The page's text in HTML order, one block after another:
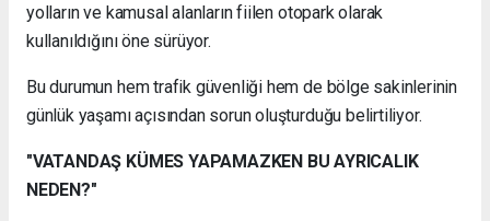
yolların ve kamusal alanların fiilen otopark olarak
kullanıldığını öne sürüyor.
Bu durumun hem trafik güvenliği hem de bölge sakinlerinin
günlük yaşamı açısından sorun oluşturduğu belirtiliyor.
"VATANDAŞ KÜMES YAPAMAZKEN BU AYRICALIK
NEDEN?"